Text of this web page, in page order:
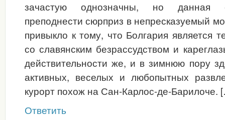
зачастую однозначны, но данная
преподнести сюрприз в непресказуемый
привыкло к тому, что Болгария является
со славянским безрассудством и
действительности же, и в зимнюю пору
активных, веселых и любопытных
курорт похож на Сан-Карлос-де-Барилоче.
Ответить